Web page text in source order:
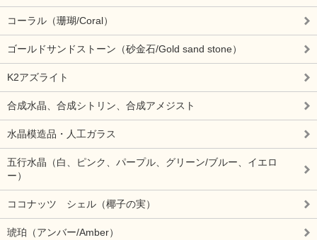
コーラル（珊瑚/Coral）
ゴールドサンドストーン（砂金石/Gold sand stone）
K2アズライト
合成水晶、合成シトリン、合成アメジスト
水晶模造品・人工ガラス
五行水晶（白、ピンク、パープル、グリーン/ブルー、イエロ
ー）
ココナッツ シェル（椰子の実）
琥珀（アンバー/Amber）